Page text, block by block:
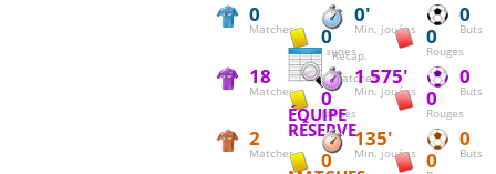
0
Matches
0'
Min. jouées
0
Buts
0
Jaunes
0
Rouges
Récap.
matches
18
Matches
1 575'
Min. jouées
0
Buts
0
Jaunes
0
Rouges
ÉQUIPE
RÉSERVE
2
Matches
135'
Min. jouées
0
Buts
0 0